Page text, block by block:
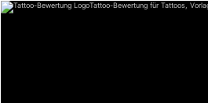
Tattoo-Bewertung für Tattoos,